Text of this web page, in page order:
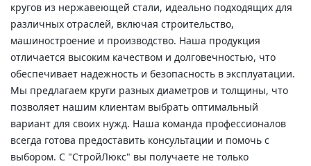
кругов из нержавеющей стали, идеально подходящих для
различных отраслей, включая строительство,
машиностроение и производство. Наша продукция
отличается высоким качеством и долговечностью, что
обеспечивает надежность и безопасность в эксплуатации.
Мы предлагаем круги разных диаметров и толщины, что
позволяет нашим клиентам выбрать оптимальный
вариант для своих нужд. Наша команда профессионалов
всегда готова предоставить консультации и помочь с
выбором. С "СтройЛюкс" вы получаете не только